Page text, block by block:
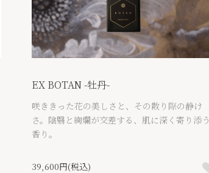
EX BOTAN -牡丹-
咲ききった花の美しさと、その散り際の静け
さ。陰翳と絢爛が交差する、肌に深く寄り添う
香り。
39,600円(税込)